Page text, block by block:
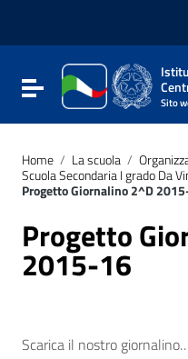
Vai al footer
Attiva / disattiva la
Sito
Home / La scuola /
Scuola Secondaria I grado Da
Progetto Giornalino 2^D
Progetto
2015-16
Scarica il nostro